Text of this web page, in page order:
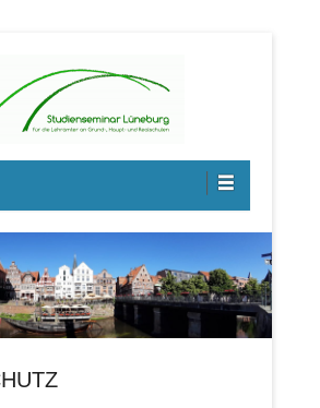
Lüneburg GHRS